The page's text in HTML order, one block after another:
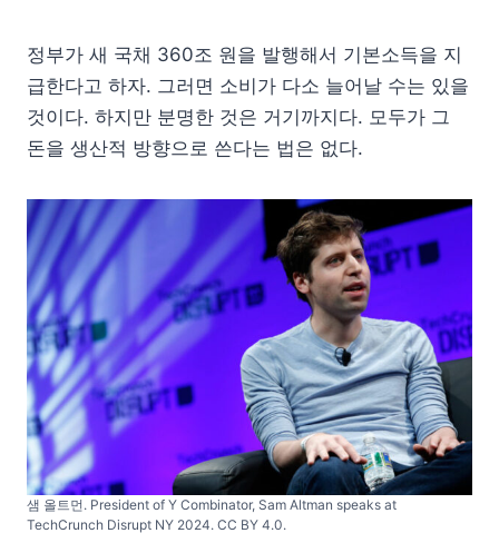
정부가 새 국채 360조 원을 발행해서 기본소득을 지
급한다고 하자. 그러면 소비가 다소 늘어날 수는 있을
것이다. 하지만 분명한 것은 거기까지다. 모두가 그
돈을 생산적 방향으로 쓴다는 법은 없다.
샘 올트먼. President of Y Combinator, Sam Altman speaks at
TechCrunch Disrupt NY 2024. CC BY 4.0.